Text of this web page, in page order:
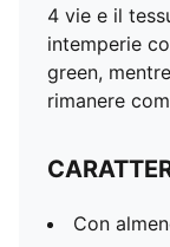
4 vie e il
intemperie
green,
rimanere
Con